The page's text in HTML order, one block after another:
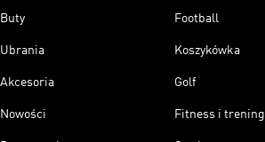
Buty
Ubrania
Akcesoria
Nowości
Football
Koszykówka
Golf
Fitness i trening